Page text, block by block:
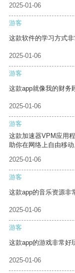
2025-01-06
游客
这款软件的学习方式
2025-01-06
游客
这款app就像我的财务
2025-01-06
游客
这款加速器VPM应用
助你在网络上自由移动
2025-01-06
游客
这款app的音乐资源非
2025-01-06
游客
这款app的游戏非常好
2025-01-06